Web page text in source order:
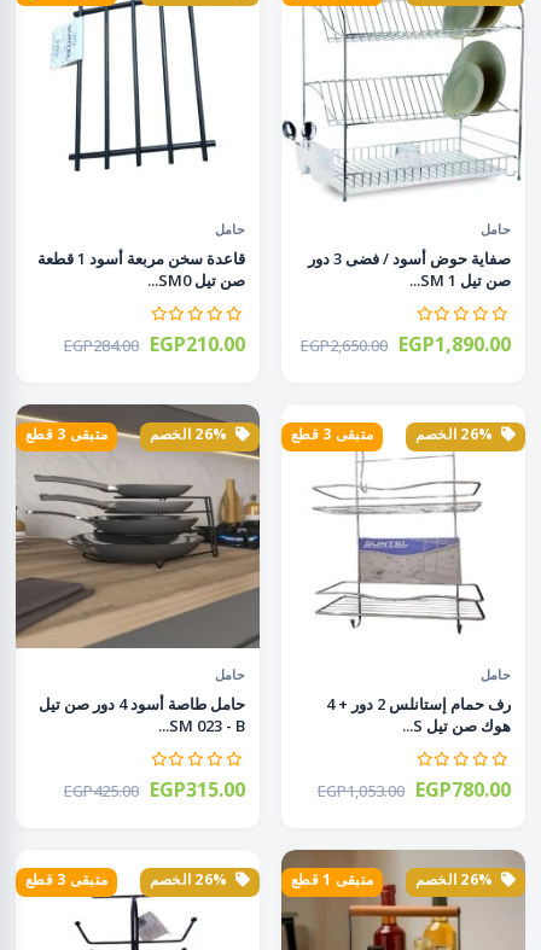
حامل
صفاية حوض أسود / فضى 3 دور
صن تيل SM 1...
EGP2,650.00 EGP1,890.00
حامل
قاعدة سخن مربعة أسود 1 قطعة
صن تيل SM0...
EGP284.00 EGP210.00
متبقى 3 قطع
حامل
رف حمام إستانلس 2 دور + 4
هوك صن تيل S...
EGP1,053.00 EGP780.00
متبقى 3 قطع
حامل
حامل طاصة أسود 4 دور صن تيل
SM 023 - B...
EGP425.00 EGP315.00
متبقى 1 قطع متبقى 3 قطع